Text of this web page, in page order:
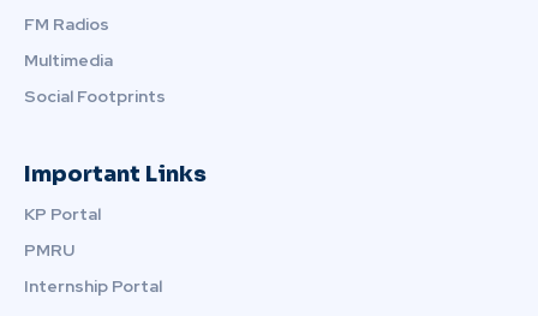
FM Radios
Multimedia
Social Footprints
Important Links
KP Portal
PMRU
Internship Portal